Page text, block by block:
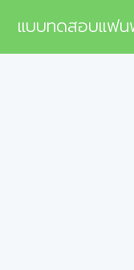
แบบทดสอบแฟ